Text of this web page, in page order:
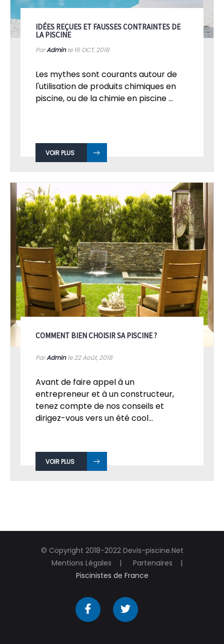
IDÉES REÇUES ET FAUSSES CONTRAINTES DE
LA PISCINE
ParAdminle 16 OCT, 2018
Les mythes sont courants autour de
l'utilisation de produits chimiques en
piscine, ou de la chimie en piscine ...
VOIR PLUS
COMMENT BIEN CHOISIR SA PISCINE ?
ParAdminle 22Août, 2018
Avant de faire appel à un
entrepreneur et à un constructeur,
tenez compte de nos conseils et
dirigez-vous vers un été cool...
VOIR PLUS
© Copyright 2018-2022 Devis-piscine.Net
Mentions Légales
Partenaires
Piscinistes de France